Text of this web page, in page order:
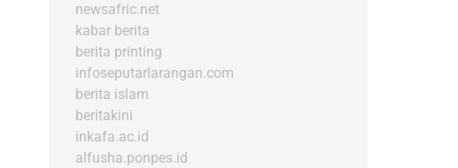
newsafric.net
kabar berita
berita printing
infoseputarlarangan.com
berita islam
beritakini
inkafa.ac.id
alfusha.ponpes.id